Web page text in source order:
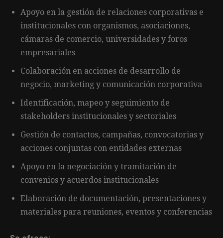
Apoyo en la gestión de relaciones corporativas e
institucionales con organismos, asociaciones,
cámaras de comercio, universidades y foros
empresariales
Colaboración en acciones de desarrollo de
negocio, marketing y comunicación corporativa
Identificación, mapeo y seguimiento de
stakeholders institucionales y sectoriales
Gestión de contactos, campañas, convocatorias y
acciones conjuntas con entidades externas
Apoyo en la negociación y tramitación de
convenios y acuerdos institucionales
Elaboración de documentación, presentaciones y
materiales para reuniones, eventos y conferencias